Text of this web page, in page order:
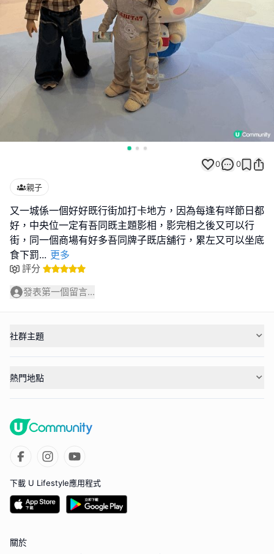
0 0
親子
又一城係一個好好既行街加打卡地方，因為每逢有咩節日都
好，中央位一定有吾同既主題影相，影完相之後又可以行
街，同一個商場有好多吾同牌子既店舖行，累左又可以坐底
食下罰... 更多
評分
發表第一個留言...
社群主題
熱門地點
下載 U Lifestyle應用程式
關於